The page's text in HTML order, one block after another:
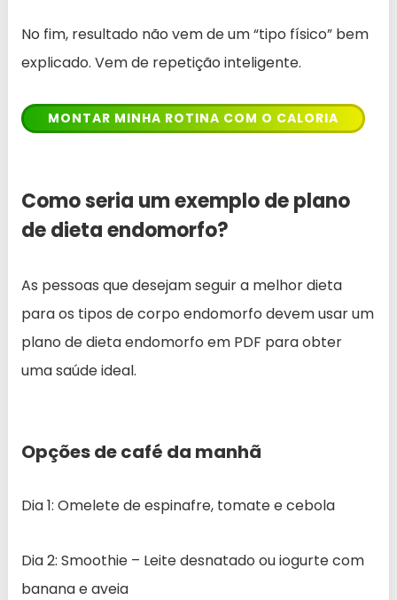
No fim, resultado não vem de um “tipo físico” bem
explicado. Vem de repetição inteligente.
MONTAR MINHA ROTINA COM O CALORIA
Como seria um exemplo de plano
de dieta endomorfo?
As pessoas que desejam seguir a melhor dieta
para os tipos de corpo endomorfo devem usar um
plano de dieta endomorfo em PDF para obter
uma saúde ideal.
Opções de café da manhã
Dia 1: Omelete de espinafre, tomate e cebola
Dia 2: Smoothie – Leite desnatado ou iogurte com
banana e aveia